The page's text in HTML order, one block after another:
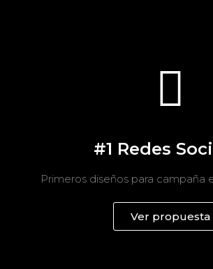
#1 Redes
Primeros diseños para campaña
Ver propuesta